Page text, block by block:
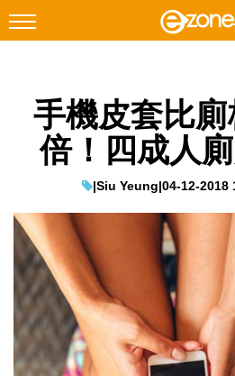
Facebook Instagram
科技焦點
遊戲動漫
教學評測
EduTech
IT Times
生成式AI與雲端應用
手機皮套比
倍！四成人
|Siu Yeung|04-12-2018